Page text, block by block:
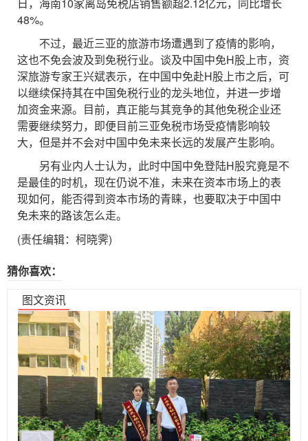
48%。
不过，最近三亚的旅游市场遭遇到了疫情的影响，
这也不免会波及到免税行业。谈及中国中免H股上市，资
深旅游专家王兴斌表示，在中国中免赴H股上市之后，可
以继续保持其在中国免税行业的龙头地位，并进一步增
加资金来源。目前，真正能与其竞争的其他免税企业还
需要继续努力，即便目前三亚免税市场受疫情影响较
大，但是并不会对中国中免未来长远的发展产生影响。
另有业内人士认为，此时中国中免登陆H股究竟是不
是最佳的时机，现在仍说不准，未来在资本市场上的表
现如何，能否得到资本市场的青睐，也要取决于中国中
免未来的路该怎么走。
(责任编辑：柯晓霁)
猜你喜欢：
图文资讯